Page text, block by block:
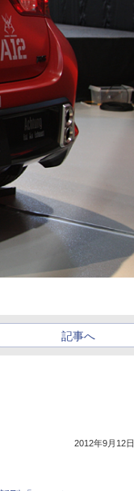
記事へ
2012年9月12日